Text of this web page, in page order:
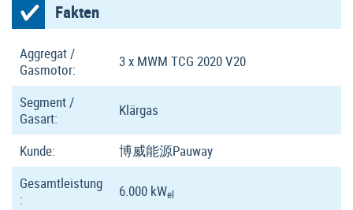
Fakten
Aggregat /
Gasmotor:
3 x MWM TCG 2020 V20
Segment /
Gasart:
Klärgas
Kunde:
博威能源Pauway
Gesamtleistung
:
6.000 kWel